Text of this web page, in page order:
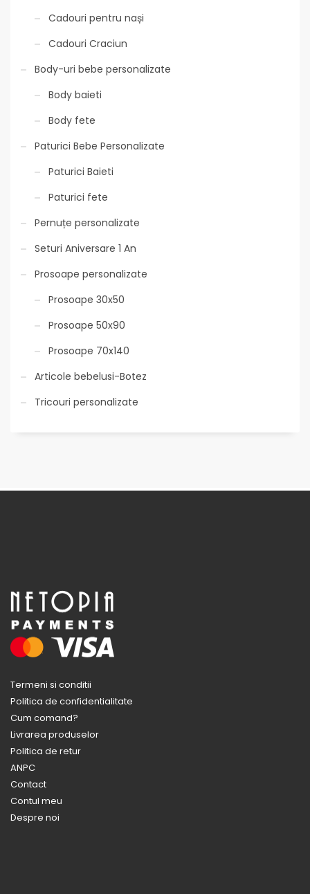
Cadouri pentru nași
Cadouri Craciun
Body-uri bebe personalizate
Body baieti
Body fete
Paturici Bebe Personalizate
Paturici Baieti
Paturici fete
Pernuțe personalizate
Seturi Aniversare 1 An
Prosoape personalizate
Prosoape 30x50
Prosoape 50x90
Prosoape 70x140
Articole bebelusi-Botez
Tricouri personalizate
Termeni si conditii
Politica de confidentialitate
Cum comand?
Livrarea produselor
Politica de retur
ANPC
Contact
Contul meu
Despre noi